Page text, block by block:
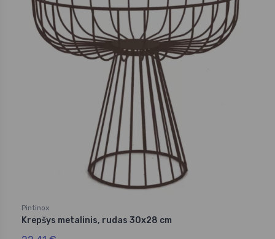
Pintinox
Krepšys metalinis, rudas 30x28 cm